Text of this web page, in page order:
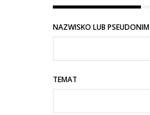
NAZWISKO LUB PSEUDONIM
TEMAT